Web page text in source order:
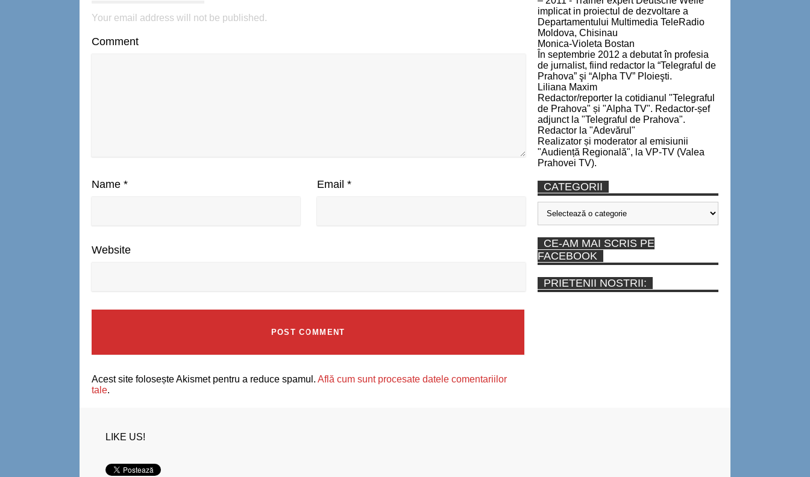
Your email address will not be published.
Comment
Name * Email*
Website
Acest site folosește Akismet pentru a reduce spamul. Află cum sunt procesate datele comentariilor
tale.
implicat in proiectul de dezvoltare a
Departamentului Multimedia TeleRadio
Moldova, Chisinau
Monica-Violeta Bostan
În septembrie 2012 a debutat în profesia
de jurnalist, fiind redactor la “Telegraful de
Prahova” şi “Alpha TV” Ploieşti.
Liliana Maxim
Redactor/reporter la cotidianul "Telegraful
de Prahova" și "Alpha TV". Redactor-șef
adjunct la "Telegraful de Prahova".
Redactor la "Adevărul"
Realizator și moderator al emisiunii
"Audiență Regională", la VP-TV (Valea
Prahovei TV).
CATEGORII
Categorii
CE-AM MAI SCRIS PE
FACEBOOK
PRIETENII NOSTRII:
LIKE US!